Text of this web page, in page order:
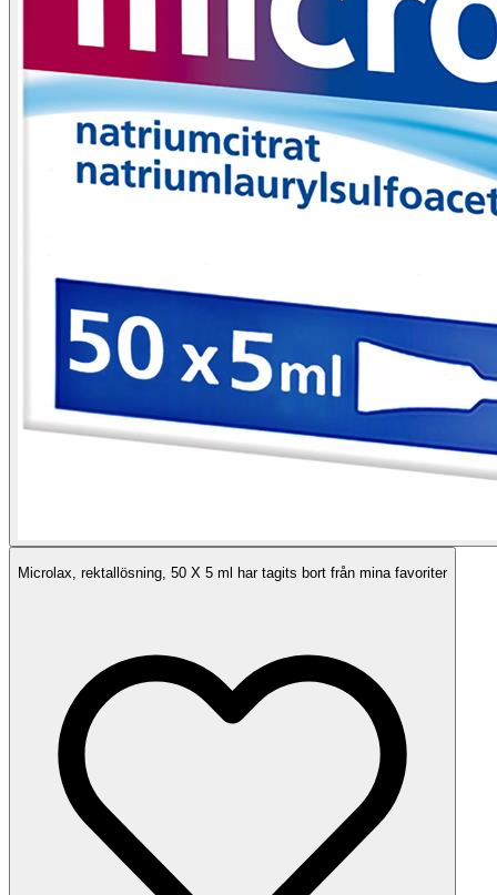
Microlax, rektallösning, 50 X 5 ml har tagits bort från mina favoriter